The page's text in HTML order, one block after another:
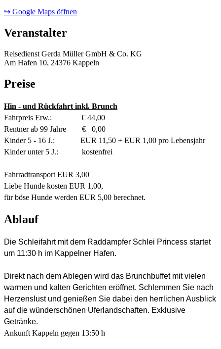
↪ Google Maps öffnen
Veranstalter
Reisedienst Gerda Müller GmbH & Co. KG
Am Hafen 10, 24376 Kappeln
Preise
Hin - und Rückfahrt inkl. Brunch
Fahrpreis Erw.: € 44,00
Rentner ab 99 Jahre € 0,00
Kinder 5 - 16 J.: EUR 11,50 + EUR 1,00 pro Lebensjahr
Kinder unter 5 J.: kostenfrei
Fahrradtransport EUR 3,00
Liebe Hunde kosten EUR 1,00,
für böse Hunde werden EUR 5,00 berechnet.
Ablauf
Die Schleifahrt mit dem Raddampfer Schlei Princess startet
um 11:30 h im Kappelner Hafen.
Direkt nach dem Ablegen wird das Brunchbuffet mit vielen
warmen und kalten Gerichten eröffnet. Schlemmen Sie nach
Herzenslust und genießen Sie dabei den herrlichen Ausblick
auf die wünderschönen Uferlandschaften. Exklusive
Getränke.
Ankunft Kappeln gegen 13:50 h